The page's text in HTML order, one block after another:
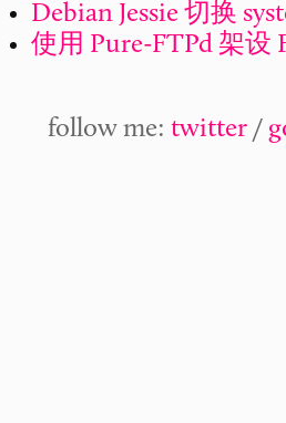
Debian Jessie 切换
使用 Pure-FTPd 架设
follow me: twitter/